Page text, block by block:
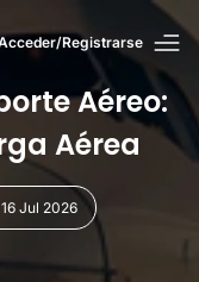
Registrarse
Aéreo:
Aérea
Jul 2026